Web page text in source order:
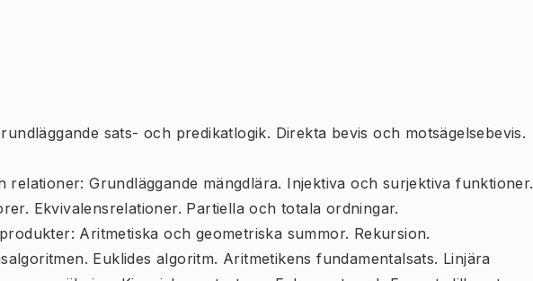
sats- och predikatlogik. Direkta bevis och motsägelsebevis.
Grundläggande mängdlära. Injektiva och surjektiva funktioner.
Ekvivalensrelationer. Partiella och totala ordningar.
Aritmetiska och geometriska summor. Rekursion.
Euklides algoritm. Aritmetikens fundamentalsats. Linjära